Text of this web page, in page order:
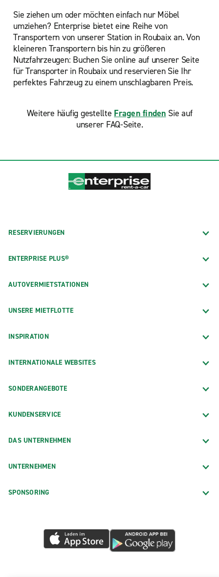
Sie ziehen um oder möchten einfach nur Möbel
umziehen? Enterprise bietet eine Reihe von
Transportern von unserer Station in Roubaix an. Von
kleineren Transportern bis hin zu größeren
Nutzfahrzeugen: Buchen Sie online auf unserer Seite
für Transporter in Roubaix und reservieren Sie Ihr
perfektes Fahrzeug zu einem unschlagbaren Preis.
Weitere häufig gestellte Fragen finden Sie auf
unserer FAQ-Seite.
RESERVIERUNGEN
ENTERPRISE PLUS®
AUTOVERMIETSTATIONEN
UNSERE MIETFLOTTE
INSPIRATION
INTERNATIONALE WEBSITES
SONDERANGEBOTE
KUNDENSERVICE
DAS UNTERNEHMEN
UNTERNEHMEN
SPONSORING